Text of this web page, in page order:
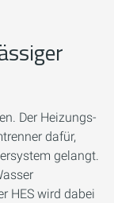
Der Heizungs-
dafür,
gelangt.
HES wird dabei